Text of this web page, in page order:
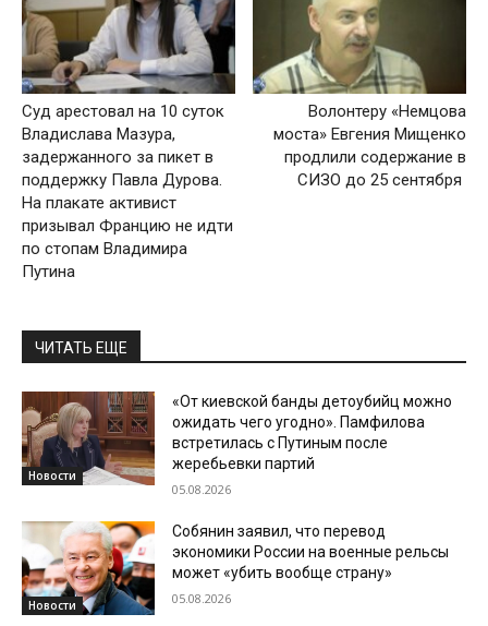
Суд арестовал на 10 суток
Владислава Мазура,
задержанного за пикет в
поддержку Павла Дурова.
На плакате активист
призывал Францию не идти
по стопам Владимира
Путина
Волонтеру «Немцова
моста» Евгения Мищенко
продлили содержание в
СИЗО до 25 сентября
ЧИТАТЬ ЕЩЕ
Новости
«От киевской банды детоубийц можно
ожидать чего угодно». Памфилова
встретилась с Путиным после
жеребьевки партий
05.08.2026
Новости
Собянин заявил, что перевод
экономики России на военные рельсы
может «убить вообще страну»
05.08.2026